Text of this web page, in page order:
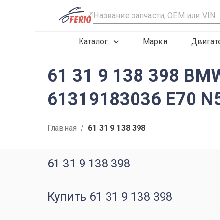
R
Каталог Марки
61 31 9 138 398
61319183036 E70
Главная / 61 31 9 138 398
61 31 9 138 398
Купить 61 31 9 138 398